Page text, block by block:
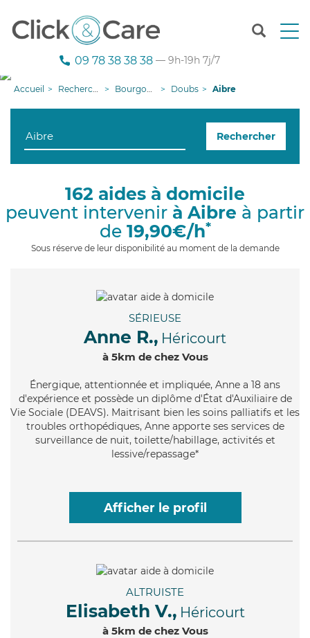
T
n
g
i
09 78 38 38 38 — 9h-19h 7j/7
Accueil Recherche aide à domicile Bourgogne-Franche-Comté Doubs Aibre
Rechercher
162 aides à domicile
peuvent intervenir à Aibre à partir
de 19,90€/h*
Sous réserve de leur disponibilité au moment de la demande
SÉRIEUSE
Anne R., Héricourt
à 5km de chez Vous
Énergique, attentionnée et impliquée, Anne a 18 ans
d'expérience et possède un diplôme d'État d'Auxiliaire de
Vie Sociale (DEAVS). Maitrisant bien les soins palliatifs et les
troubles orthopédiques, Anne apporte ses services de
surveillance de nuit, toilette/habillage, activités et
lessive/repassage*
Afficher le profil
ALTRUISTE
Elisabeth V., Héricourt
à 5km de chez Vous